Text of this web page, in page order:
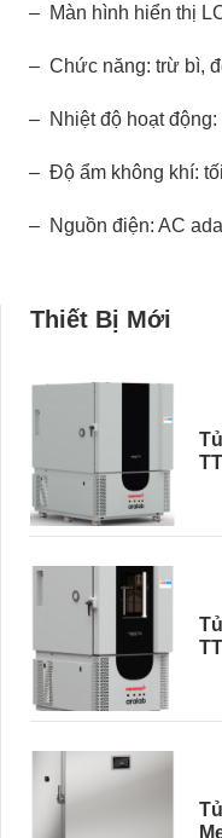
– Màn hình hiển thị
– Chức năng: trừ bì,
– Nhiệt độ hoạt động:
– Độ ẩm không khí:
– Nguồn điện: AC
Thiết Bị Mới